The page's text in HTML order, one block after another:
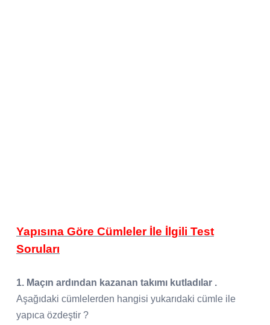
Yapısına Göre Cümleler İle İlgili Test
Soruları
1. Maçın ardından kazanan takımı kutladılar .
Aşağıdaki cümlelerden hangisi yukarıdaki cümle ile
yapıca özdeştir ?